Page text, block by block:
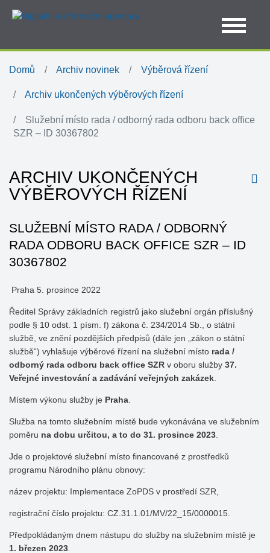
Domů Archiv novinek Výběrová řízení
Archiv ukončených výběrových řízení
Služební místo rada / odborný rada odboru back office
SZR – ID 30367802
ARCHIV UKONČENÝCH
VÝBĚROVÝCH ŘÍZENÍ
SLUŽEBNÍ MÍSTO RADA / ODBORNÝ
RADA ODBORU BACK OFFICE SZR – ID
30367802
Praha 5. prosince 2022
Ředitel Správy základních registrů jako služební orgán příslušný
podle § 10 odst. 1 písm. f) zákona č. 234/2014 Sb., o státní
službě, ve znění pozdějších předpisů (dále jen „zákon o státní
službě“) vyhlašuje výběrové řízení na služební místo rada /
odborný rada odboru back office SZR v oboru služby 37.
Veřejné investování a zadávání veřejných zakázek
Místem výkonu služby je Praha
Služba na tomto služebním místě bude vykonávána ve služebním
poměru na dobu určitou, a to do 31. prosince 2023
Jde o projektové služební místo financované z prostředků
programu Národního plánu obnovy:
název projektu: Implementace ZoPDS v prostředí SZR,
registrační číslo projektu: CZ.31.1.01/MV/22_15/0000015.
Předpokládaným dnem nástupu do služby na služebním místě je
1. březen 2023